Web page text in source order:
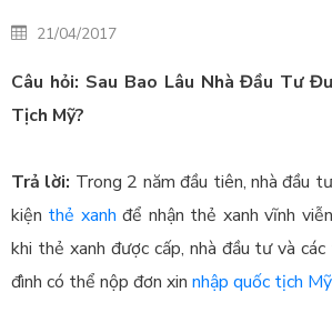
21/04/2017
Câu hỏi: Sau Bao Lâu Nhà Đầu Tư
Tịch Mỹ?
Trả lời: Trong 2 năm đầu tiên, nhà đầu
kiện thẻ xanh để nhận thẻ xanh vĩnh
khi thẻ xanh được cấp, nhà đầu tư và
đình có thể nộp đơn xin nhập quốc tịch Mỹ